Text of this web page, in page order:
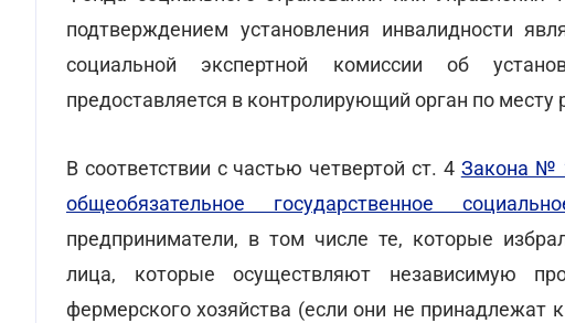
подтверждением установления инвалидности
социальной экспертной комиссии об
предоставляется в контролирующий орган по месту
В соответствии с частью четвертой ст. 4 Закона №
общеобязательное государственное
предприниматели, в том числе те, которые
лица, которые осуществляют независимую
фермерского хозяйства (если они не